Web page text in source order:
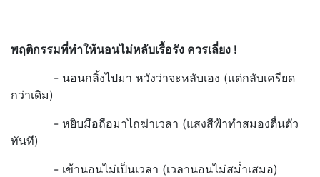
พฤติกรรมที่ทำให้นอนไม่หลับเรื้อรัง ควรเลี่ยง !
- นอนกลิ้งไปมา หวังว่าจะหลับเอง (แต่กลับเครียด
กว่าเดิม)
- หยิบมือถือมาไถฆ่าเวลา (แสงสีฟ้าทำสมองตื่นตัว
ทันที)
- เข้านอนไม่เป็นเวลา (เวลานอนไม่สม่ำเสมอ)